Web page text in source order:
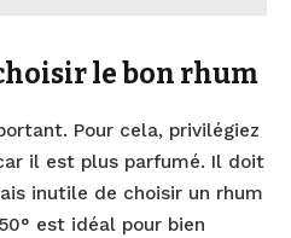
le bon rhum
Pour cela, privilégiez
il est plus parfumé. Il doit
inutile de choisir un rhum
est idéal pour bien